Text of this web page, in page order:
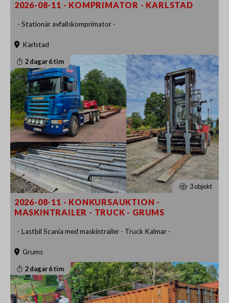
2026-08-11 - KOMPRIMATOR - KARLSTAD
- Stationär avfallskomprimator -
Karlstad
2 dagar 6 tim
3 objekt
2026-08-11 - KONKURSAUKTION -
MASKINTRAILER - TRUCK - GRUMS
- Lastbil Scania med maskintrailer - Truck Kalmar -
Grums
2 dagar 6 tim